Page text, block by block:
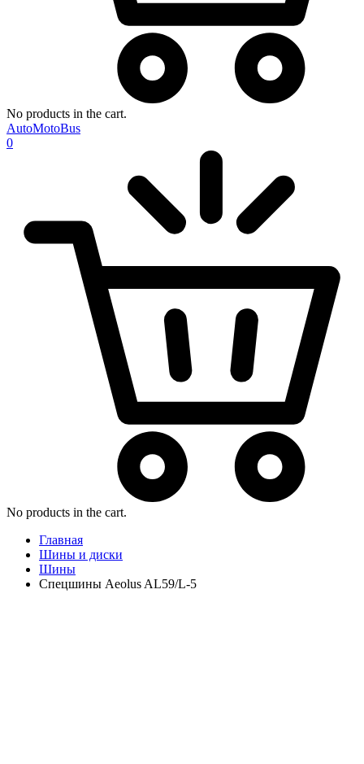
No products in the cart.
AutoMotoBus
0
No products in the cart.
Главная
Шины и диски
Шины
Спецшины Aeolus AL59/L-5